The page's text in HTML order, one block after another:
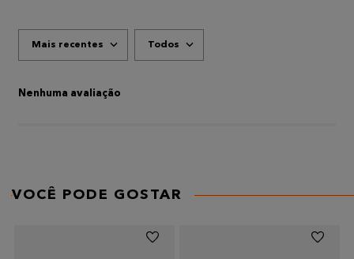
Endereço de email
Mais recentes Todos
Nenhuma avaliação
VOCÊ PODE GOSTAR